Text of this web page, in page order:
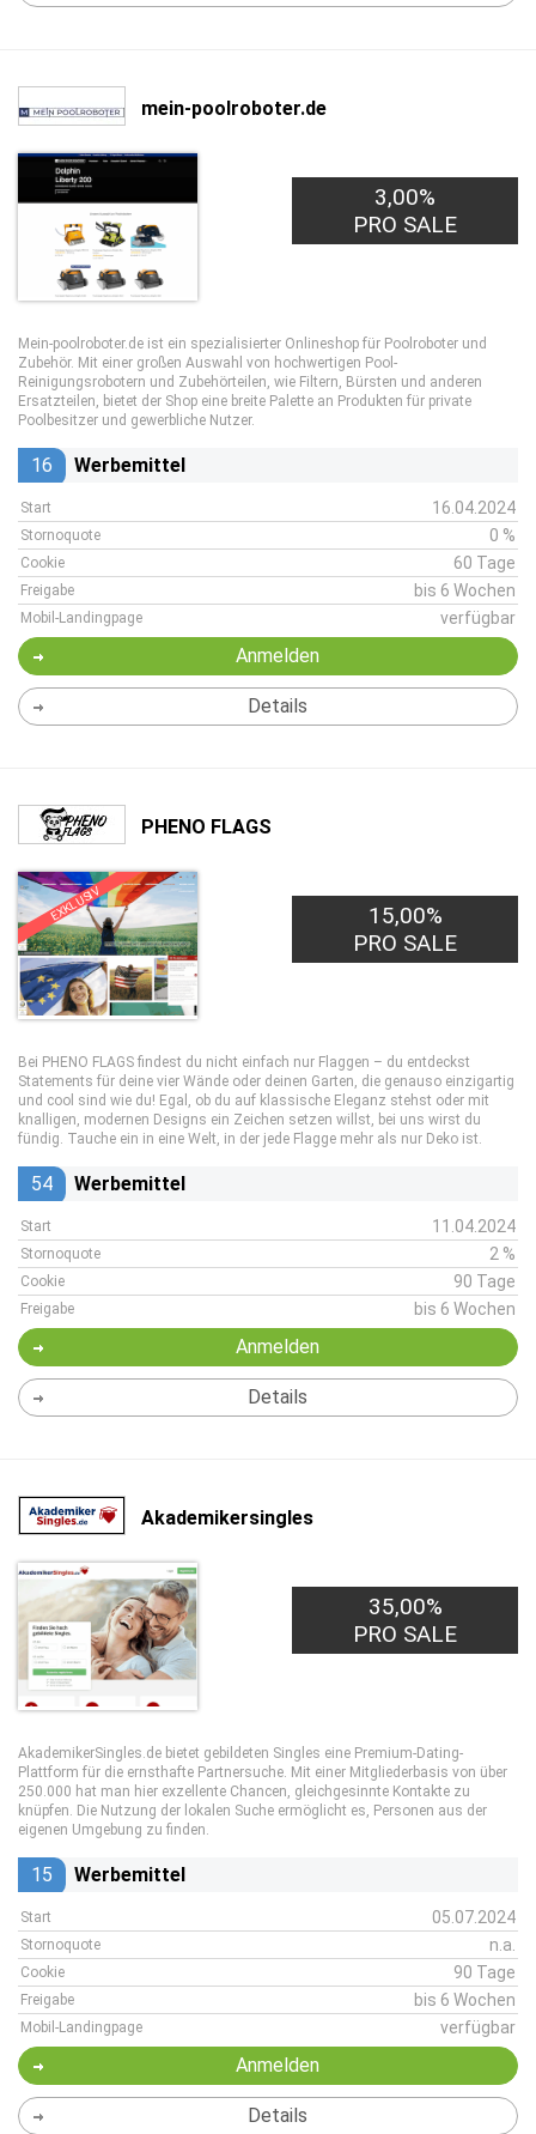
mein-poolroboter.de
3,00%
PRO SALE
Mein-poolroboter.de ist ein spezialisierter Onlineshop für Poolroboter und
Zubehör. Mit einer großen Auswahl von hochwertigen Pool-
Reinigungsrobotern und Zubehörteilen, wie Filtern, Bürsten und anderen
Ersatzteilen, bietet der Shop eine breite Palette an Produkten für private
Poolbesitzer und gewerbliche Nutzer.
16 Werbemittel
Start 16.04.2024
Stornoquote 0 %
Cookie 60 Tage
Freigabe bis 6 Wochen
Mobil-Landingpage verfügbar
Anmelden
Details
PHENO FLAGS
EXKLUSIV
15,00%
PRO SALE
Bei PHENO FLAGS findest du nicht einfach nur Flaggen – du entdeckst
Statements für deine vier Wände oder deinen Garten, die genauso einzigartig
und cool sind wie du! Egal, ob du auf klassische Eleganz stehst oder mit
knalligen, modernen Designs ein Zeichen setzen willst, bei uns wirst du
fündig. Tauche ein in eine Welt, in der jede Flagge mehr als nur Deko ist.
54 Werbemittel
Start 11.04.2024
Stornoquote 2 %
Cookie 90 Tage
Freigabe bis 6 Wochen
Anmelden
Details
Akademikersingles
0,50€
PRO LEAD
35,00%
PRO SALE
AkademikerSingles.de bietet gebildeten Singles eine Premium-Dating-
Plattform für die ernsthafte Partnersuche. Mit einer Mitgliederbasis von über
250.000 hat man hier exzellente Chancen, gleichgesinnte Kontakte zu
knüpfen. Die Nutzung der lokalen Suche ermöglicht es, Personen aus der
eigenen Umgebung zu finden.
15 Werbemittel
Start 05.07.2024
Stornoquote n.a.
Cookie 90 Tage
Freigabe bis 6 Wochen
Mobil-Landingpage verfügbar
Anmelden
Details